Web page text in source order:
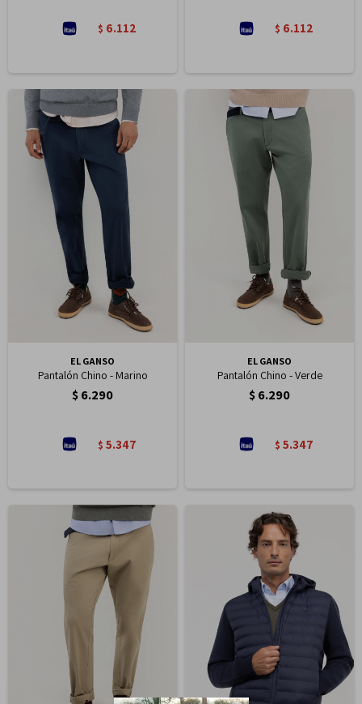
$ 6.112 $ 6.112
EL GANSO
Pantalón Chino - Marino
$6.290
$ 5.347
EL GANSO
Pantalón Chino - Verde
$6.290
$ 5.347